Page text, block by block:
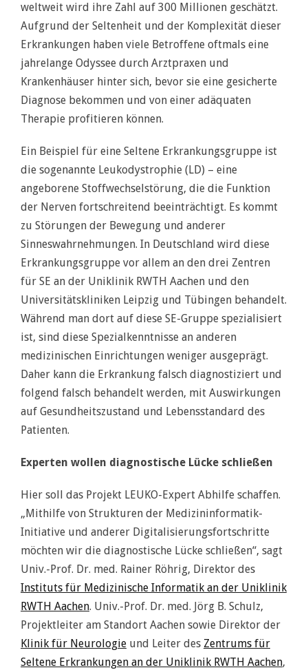
weltweit wird ihre Zahl auf 300 Millionen geschätzt.
Aufgrund der Seltenheit und der Komplexität dieser
Erkrankungen haben viele Betroffene oftmals eine
jahrelange Odyssee durch Arztpraxen und
Krankenhäuser hinter sich, bevor sie eine gesicherte
Diagnose bekommen und von einer adäquaten
Therapie profitieren können.
Ein Beispiel für eine Seltene Erkrankungsgruppe ist
die sogenannte Leukodystrophie (LD) – eine
angeborene Stoffwechselstörung, die die Funktion
der Nerven fortschreitend beeinträchtigt. Es kommt
zu Störungen der Bewegung und anderer
Sinneswahrnehmungen. In Deutschland wird diese
Erkrankungsgruppe vor allem an den drei Zentren
für SE an der Uniklinik RWTH Aachen und den
Universitätskliniken Leipzig und Tübingen behandelt.
Während man dort auf diese SE-Gruppe spezialisiert
ist, sind diese Spezialkenntnisse an anderen
medizinischen Einrichtungen weniger ausgeprägt.
Daher kann die Erkrankung falsch diagnostiziert und
folgend falsch behandelt werden, mit Auswirkungen
auf Gesundheitszustand und Lebensstandard des
Patienten.
Experten wollen diagnostische Lücke schließen
Hier soll das Projekt LEUKO-Expert Abhilfe schaffen.
„Mithilfe von Strukturen der Medizininformatik-
Initiative und anderer Digitalisierungsfortschritte
möchten wir die diagnostische Lücke schließen“, sagt
Univ.-Prof. Dr. med. Rainer Röhrig, Direktor des
Instituts für Medizinische Informatik an der Uniklinik
RWTH Aachen. Univ.-Prof. Dr. med. Jörg B. Schulz,
Projektleiter am Standort Aachen sowie Direktor der
Klinik für Neurologie und Leiter des Zentrums für
Seltene Erkrankungen an der Uniklinik RWTH Aachen,